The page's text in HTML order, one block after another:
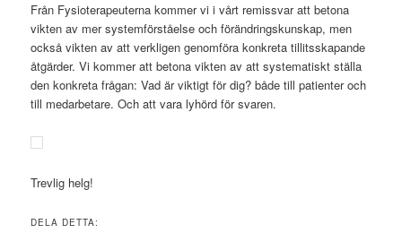
Från Fysioterapeuterna kommer vi i vårt remissvar att betona
vikten av mer systemförståelse och förändringskunskap, men
också vikten av att verkligen genomföra konkreta tillitsskapande
åtgärder. Vi kommer att betona vikten av att systematiskt ställa
den konkreta frågan: Vad är viktigt för dig? både till patienter och
till medarbetare. Och att vara lyhörd för svaren.
Trevlig helg!
DELA DETTA: